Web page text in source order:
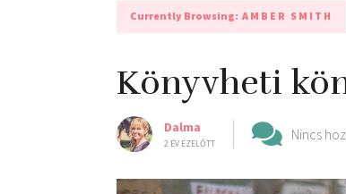
Currently Browsing: AMBER SMITH
Könyvheti
Dalma
2 ÉV EZELŐTT
Nincs